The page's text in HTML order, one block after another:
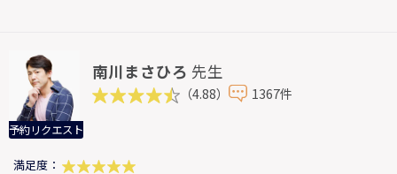
予約リクエスト
南川まさひろ 先生
（4.88） 1367件
満足度：